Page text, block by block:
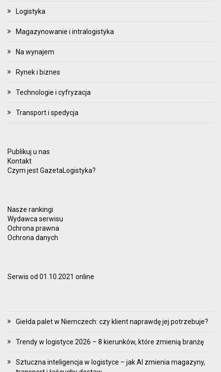
Logistyka
Magazynowanie i intralogistyka
Na wynajem
Rynek i biznes
Technologie i cyfryzacja
Transport i spedycja
Publikuj u nas
Kontakt
Czym jest GazetaLogistyka?
Nasze rankingi
Wydawca serwisu
Ochrona prawna
Ochrona danych
Serwis od 01.10.2021 online
Giełda palet w Niemczech: czy klient naprawdę jej potrzebuje?
Trendy w logistyce 2026 – 8 kierunków, które zmienią branżę
Sztuczna inteligencja w logistyce – jak AI zmienia magazyny,